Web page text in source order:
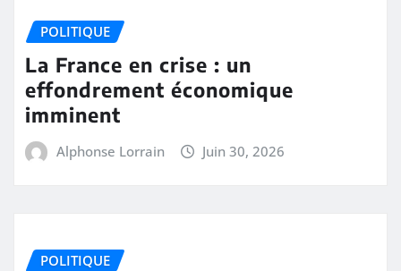
POLITIQUE
La France en crise : un
effondrement économique
imminent
Alphonse Lorrain Juin 30, 2026
POLITIQUE